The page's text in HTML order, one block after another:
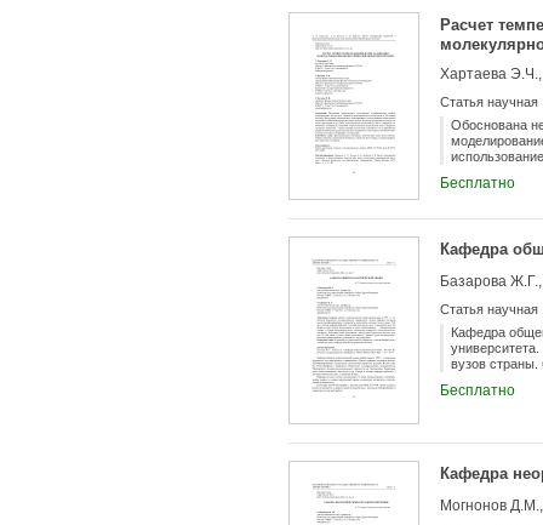
Расчет
Хартаева
Статья научная
Обоснована
температуры
особенности
Бесплатно
Кафедра
Базарова
Статья научная
Кафедра
вузов страны.
среды,
Бесплатно
Кафедра
Могнонов